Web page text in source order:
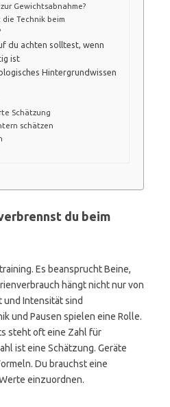
Gewichtsabnahme?
Technik beim
du achten solltest, wenn
ist
Hintergrundwissen
Schätzung
schätzen
du beim
Es beansprucht Beine,
hängt nicht nur von
und Intensität sind
und Pausen spielen eine Rolle.
steht oft eine Zahl für
ist eine Schätzung. Geräte
Du brauchst eine
einzuordnen.